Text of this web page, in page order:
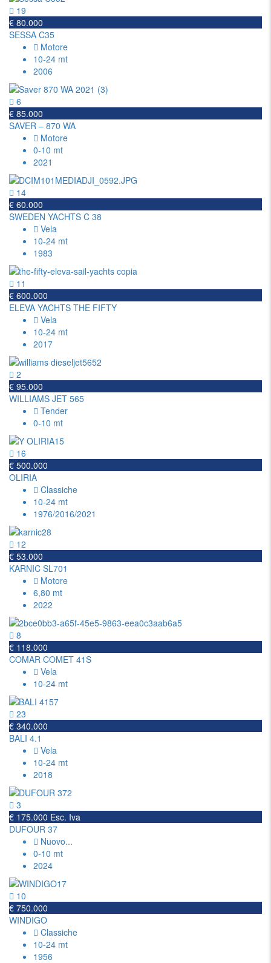
19
€ 80.000
SESSA C35
Motore
10-24 mt
2006
6
€ 85.000
SAVER – 870 WA
Motore
0-10 mt
2021
14
€ 60.000
SWEDEN YACHTS C 38
Vela
10-24 mt
1983
11
€ 600.000
ELEVA YACHTS THE FIFTY
Vela
10-24 mt
2017
2
€ 95.000
WILLIAMS JET 565
Tender
0-10 mt
16
€ 500.000
OLIRIA
Classiche
10-24 mt
1976/2016/2021
12
€ 53.000
KARNIC SL701
Motore
6,80 mt
2022
8
€ 118.000
COMAR COMET 41S
Vela
10-24 mt
23
€ 340.000
BALI 4.1
Vela
10-24 mt
2018
3
€ 175.000 Esc. Iva
DUFOUR 37
Nuovo...
0-10 mt
2024
10
€ 750.000
WINDIGO
Classiche
10-24 mt
1956